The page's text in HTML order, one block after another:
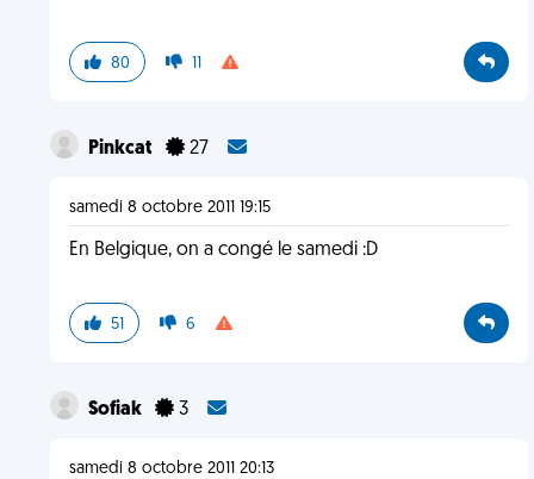
80 11
Pinkcat 27
samedi 8 octobre 2011 19:15
En Belgique, on a congé le samedi :D
51 6
Sofiak 3
samedi 8 octobre 2011 20:13